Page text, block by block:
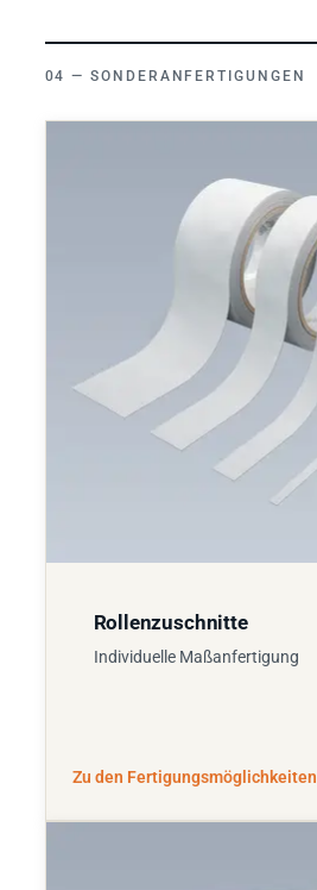
SONDERANFERTIGUNGEN
Rollenzuschnitte
Individuelle Maßanfertigung
Zu den Fertigungsmöglichkeiten